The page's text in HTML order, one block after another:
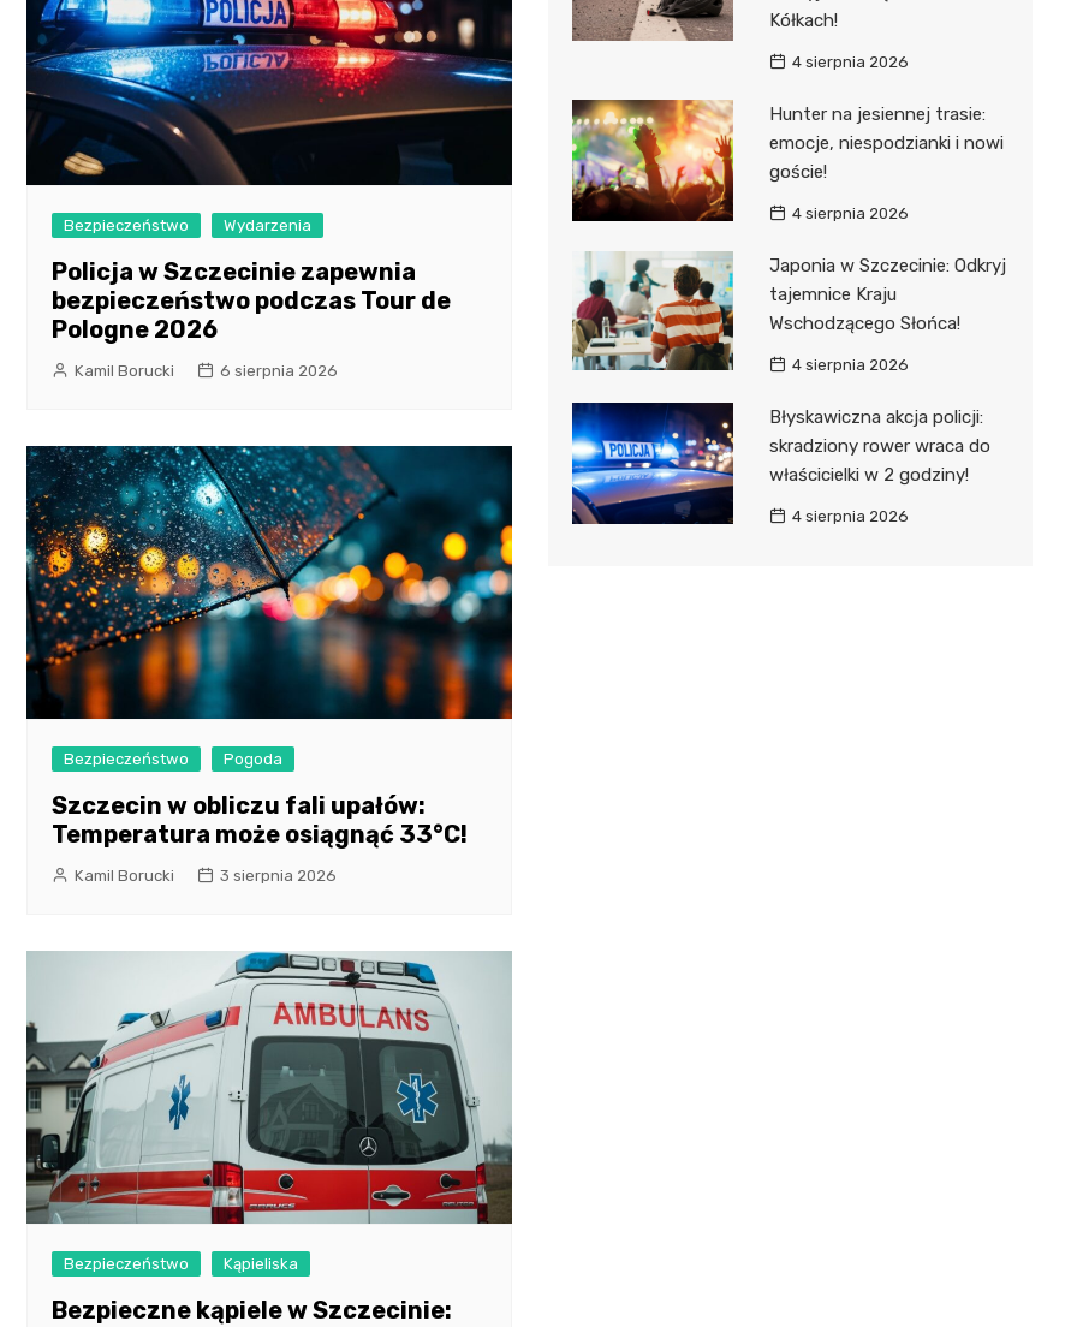
Bezpieczeństwo Wydarzenia
Policja w Szczecinie zapewnia
bezpieczeństwo podczas Tour de
Pologne 2026
Kamil Borucki 6 sierpnia 2026
Bezpieczeństwo Pogoda
Szczecin w obliczu fali upałów:
Temperatura może osiągnąć 33°C!
Kamil Borucki 3 sierpnia 2026
Bezpieczeństwo Kąpieliska
Bezpieczne kąpiele w Szczecinie:
Kółkach!
4 sierpnia 2026
Hunter na jesiennej trasie:
emocje, niespodzianki i nowi
goście!
4 sierpnia 2026
Japonia w Szczecinie: Odkryj
tajemnice Kraju
Wschodzącego Słońca!
4 sierpnia 2026
Błyskawiczna akcja policji:
skradziony rower wraca do
właścicielki w 2 godziny!
4 sierpnia 2026